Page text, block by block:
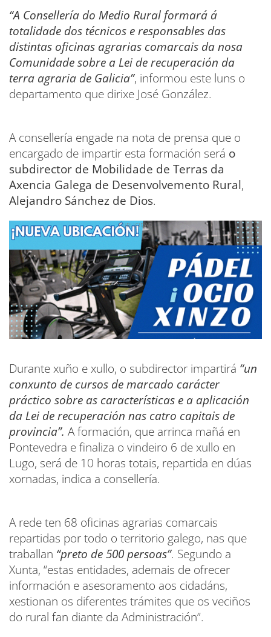
“A Consellería do Medio Rural formará á
totalidade dos técnicos e responsables das
distintas oficinas agrarias comarcais da nosa
Comunidade sobre a Lei de recuperación da
terra agraria de Galicia”, informou este luns o
departamento que dirixe José González.
A consellería engade na nota de prensa que o
encargado de impartir esta formación será o
subdirector de Mobilidade de Terras da
Axencia Galega de Desenvolvemento Rural,
Alejandro Sánchez de Dios.
Durante xuño e xullo, o subdirector impartirá “un
conxunto de cursos de marcado carácter
práctico sobre as características e a aplicación
da Lei de recuperación nas catro capitais de
provincia”. A formación, que arrinca mañá en
Pontevedra e finaliza o vindeiro 6 de xullo en
Lugo, será de 10 horas totais, repartida en dúas
xornadas, indica a consellería.
A rede ten 68 oficinas agrarias comarcais
repartidas por todo o territorio galego, nas que
traballan “preto de 500 persoas”. Segundo a
Xunta, “estas entidades, ademais de ofrecer
información e asesoramento aos cidadáns,
xestionan os diferentes trámites que os veciños
do rural fan diante da Administración”.